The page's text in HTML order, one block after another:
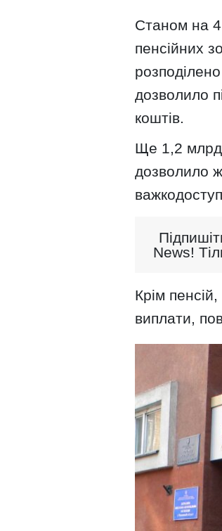
Станом на 4
пенсійних
дозволило
коштів.
Ще 1,2 млрд
дозволило
News!
Крім
виплати,